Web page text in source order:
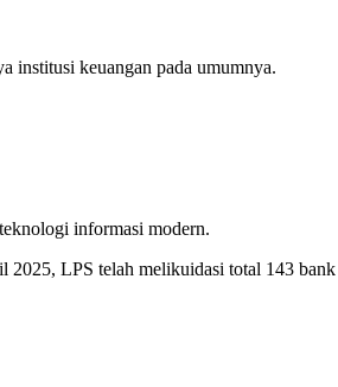
institusi keuangan pada umumnya.
informasi modern.
2025, LPS telah melikuidasi total 143 bank